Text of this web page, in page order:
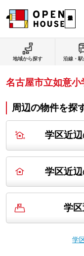
地域から探す 沿線・
名古屋市立如意小
周辺の物件を探
学区近
学区近
学
学